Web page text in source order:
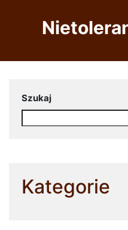
Szukaj
Kategorie